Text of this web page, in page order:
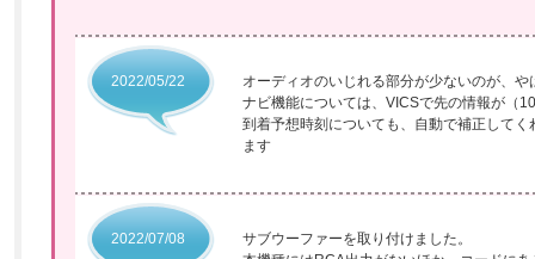
2022/05/22
オーディオのいじれる部分が少ないのが、
ナビ機能については、VICSで先の情報が（
到着予想時刻についても、自動で補正して
ます
2022/07/08
サブウーファーを取り付けました。